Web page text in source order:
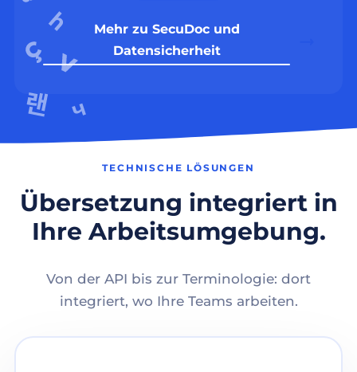
Mehr zu SecuDoc und
Datensicherheit
TECHNISCHE LÖSUNGEN
Übersetzung integriert in
Ihre Arbeitsumgebung.
Von der API bis zur Terminologie: dort
integriert, wo Ihre Teams arbeiten.